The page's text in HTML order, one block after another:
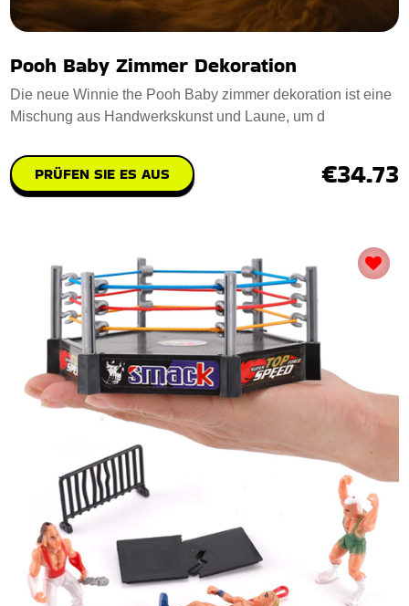
Pooh Baby Zimmer Dekoration
Die neue Winnie the Pooh Baby zimmer dekoration ist eine
Mischung aus Handwerkskunst und Laune, um d
PRÜFEN SIE ES AUS €34.73